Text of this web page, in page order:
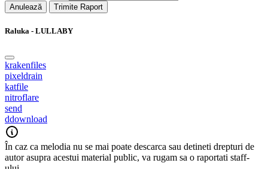
Anulează Trimite Raport
Raluka - LULLABY
krakenfiles
pixeldrain
katfile
nitroflare
send
ddownload
În caz ca melodia nu se mai poate descarca sau detineti drepturi de
autor asupra acestui material public, va rugam sa o raportati staff-